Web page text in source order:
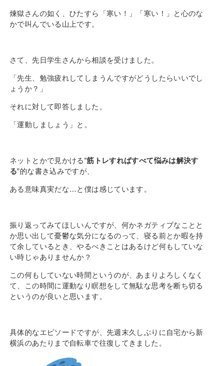
在校生の皆さまへ
新着情報
ブログ
コラム
お問い合わせ
資料請求
教職員採用情報
その他
個人情報の取り扱いについて
1号館総合受付：〒194-0022 東京都町田市森野1-7-8
TEL：042-729-1026 (平日8時30分〜17時30分)
煉獄さんの如く、ひたすら「寒い！」「寒い！」と心のな
かで叫んでいる山上です。
さて、先日学生さんから相談を受けました。
「先生、勉強疲れしてしまうんですがどうしたらいいでし
ょうか？」
それに対して即答しました。
「運動しましょう」と。
ネットとかで見かける”筋トレすればすべて悩みは解決す
る”的な書き込みですが、
ある意味真実だな…と僕は感じています。
振り返ってみてほしいんですが、何かネガティブなことと
か思い出して憂鬱な気分になるのって、寝る前とか暇を持
て余しているとき、やるべきことはあるけど何もしていな
い時じゃありませんか？
この何もしていない時間というのが、あまりよろしくなく
て、この時間に運動なり瞑想をして無駄な思考を断ち切る
というのが良いと思います。
具体的なエピソードですが、先週末久しぶりに自宅から新
横浜のあたりまで自転車で往復してきました。